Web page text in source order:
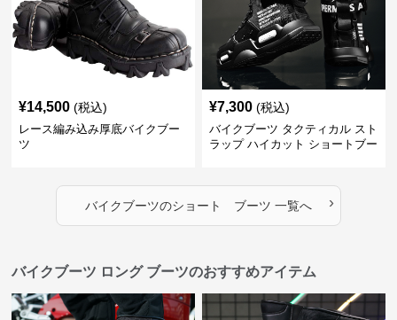
¥14,500 (税込)
レース編み込み厚底バイクブー
ツ
¥7,300 (税込)
バイクブーツ タクティカル スト
ラップ ハイカット ショートブー
バイクブーツのショート ブーツ 一覧へ ›
バイクブーツ ロング ブーツのおすすめアイテム